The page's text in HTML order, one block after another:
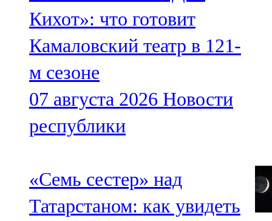
Кихот»: что готовит
Камаловский театр в 121-
м сезоне
07 августа 2026 Новости
республики
«Семь сестер» над
Татарстаном: как увидеть